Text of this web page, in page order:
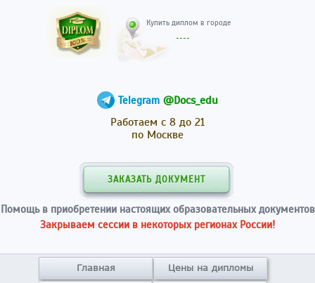
Telegram @Docs_edu
Работаем с 8 до 21
по Москве
ЗАКАЗАТЬ ДОКУМЕНТ
Помощь в приобретении настоящих образовательных документов
Закрываем сессии в некоторых регионах России!
Главная Цены на дипломы